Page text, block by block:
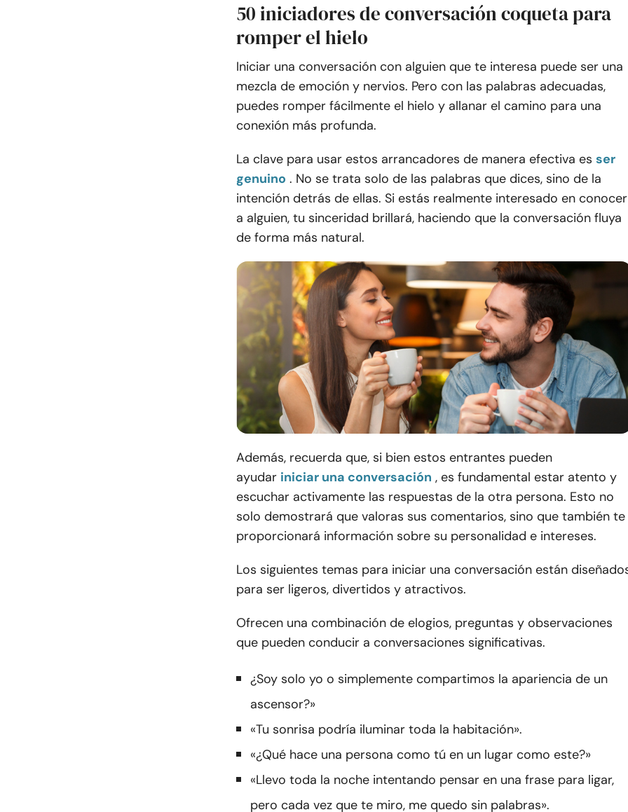
50 iniciadores de conversación coqueta para
romper el hielo
Iniciar una conversación con alguien que te interesa puede ser una
mezcla de emoción y nervios. Pero con las palabras adecuadas,
puedes romper fácilmente el hielo y allanar el camino para una
conexión más profunda.
La clave para usar estos arrancadores de manera efectiva es ser
genuino . No se trata solo de las palabras que dices, sino de la
intención detrás de ellas. Si estás realmente interesado en conocer
a alguien, tu sinceridad brillará, haciendo que la conversación fluya
de forma más natural.
Además, recuerda que, si bien estos entrantes pueden
ayudar iniciar una conversación , es fundamental estar atento y
escuchar activamente las respuestas de la otra persona. Esto no
solo demostrará que valoras sus comentarios, sino que también te
proporcionará información sobre su personalidad e intereses.
Los siguientes temas para iniciar una conversación están
para ser ligeros, divertidos y atractivos.
Ofrecen una combinación de elogios, preguntas y observaciones
que pueden conducir a conversaciones significativas.
¿Soy solo yo o simplemente compartimos la apariencia de un
ascensor?»
«Tu sonrisa podría iluminar toda la habitación».
«¿Qué hace una persona como tú en un lugar como este?»
«Llevo toda la noche intentando pensar en una frase para ligar,
pero cada vez que te miro, me quedo sin palabras».